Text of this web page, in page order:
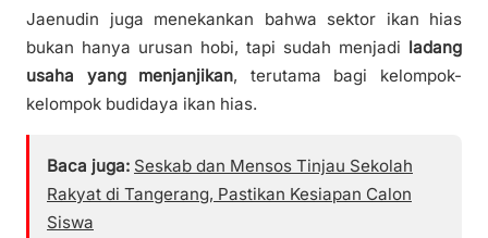
Jaenudin juga menekankan bahwa sektor ikan hias
bukan hanya urusan hobi, tapi sudah menjadi ladang
usaha yang menjanjikan, terutama bagi kelompok-
kelompok budidaya ikan hias.
Baca juga: Seskab dan Mensos Tinjau Sekolah
Rakyat di Tangerang, Pastikan Kesiapan Calon
Siswa